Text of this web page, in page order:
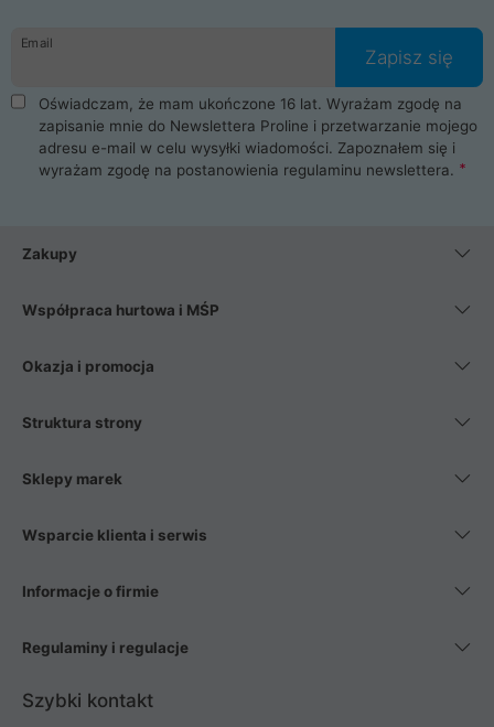
Email
Zapisz się
Oświadczam, że mam ukończone 16 lat. Wyrażam zgodę na
zapisanie mnie do Newslettera Proline i przetwarzanie mojego
adresu e-mail w celu wysyłki wiadomości. Zapoznałem się i
wyrażam zgodę na postanowienia regulaminu newslettera.
Zakupy
Współpraca hurtowa i MŚP
Okazja i promocja
Struktura strony
Sklepy marek
Wsparcie klienta i serwis
Informacje o firmie
Regulaminy i regulacje
Szybki kontakt